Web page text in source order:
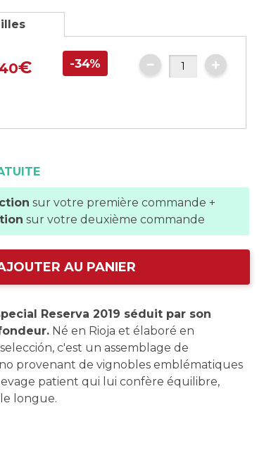
€ -34%
sur votre première commande +
sur votre deuxième commande
AU PANIER
Reserva 2019 séduit par son
Né en Rioja et élaboré en
c'est un assemblage de
provenant de vignobles emblématiques
patient qui lui confère équilibre,
longue.